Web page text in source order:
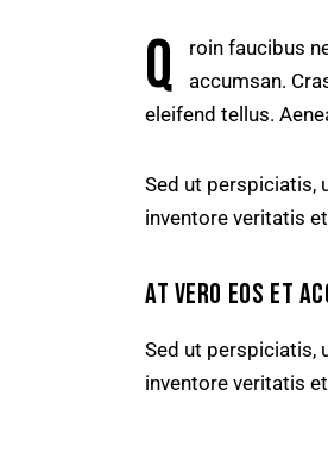
Q
roin faucibus
accumsan.
eleifend tellus.
Sed ut perspiciatis,
inventore veritatis
AT VERO EOS ET
Sed ut perspiciatis,
inventore veritatis